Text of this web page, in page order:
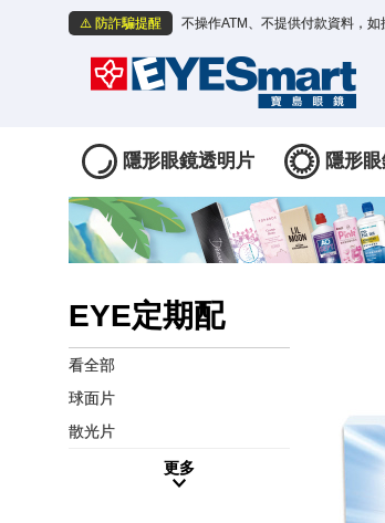
⚠️ 防詐騙提醒 不操作ATM、不提供付款資料，
隱形眼鏡透明片 隱形
EYE定期配
看全部
球面片
散光片
更多